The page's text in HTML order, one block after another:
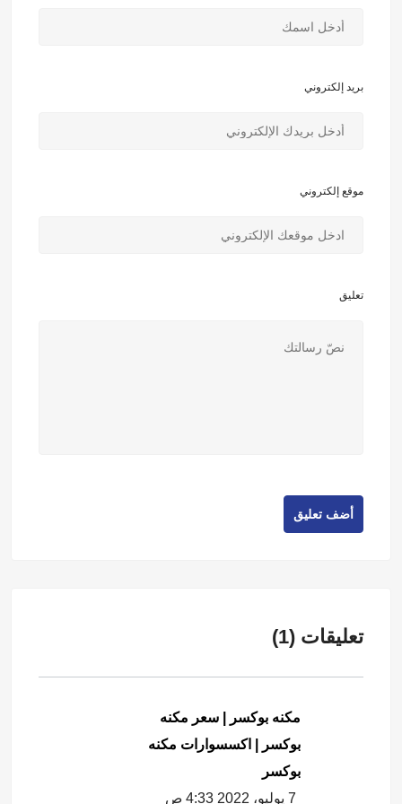
بريد إلكتروني
موقع إلكتروني
تعليق
أضف تعليق
تعليقات (1)
مكنه بوكسر | سعر مكنه
بوكسر | اكسسوارات مكنه
بوكسر
7 يوليو، 2022 4:33 ص